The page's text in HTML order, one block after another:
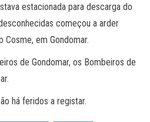
estacionada para descarga do
começou a arder
Cosme, em Gondomar.
de Gondomar, os Bombeiros de
há feridos a registar.